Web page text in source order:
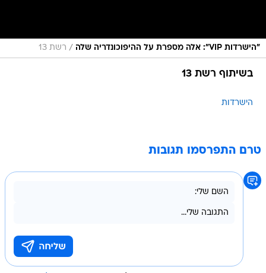
"הישרדות VIP": אלה מספרת על ההיפוכונדריה שלה / רשת 13
בשיתוף רשת 13
הישרדות
טרם התפרסמו תגובות